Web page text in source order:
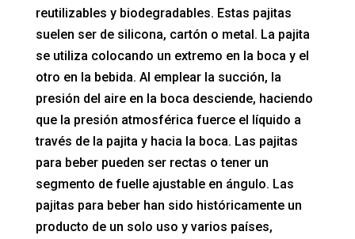
reutilizables y biodegradables. Estas pajitas
suelen ser de silicona, cartón o metal. La pajita
se utiliza colocando un extremo en la boca y el
otro en la bebida. Al emplear la succión, la
presión del aire en la boca desciende, haciendo
que la presión atmosférica fuerce el líquido a
través de la pajita y hacia la boca. Las pajitas
para beber pueden ser rectas o tener un
segmento de fuelle ajustable en ángulo. Las
pajitas para beber han sido históricamente un
producto de un solo uso y varios países,